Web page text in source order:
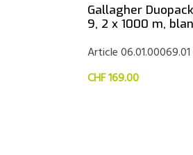
Gallagher
9, 2 x 1000 m,
Article 06.01.00069.01
CHF 169.00